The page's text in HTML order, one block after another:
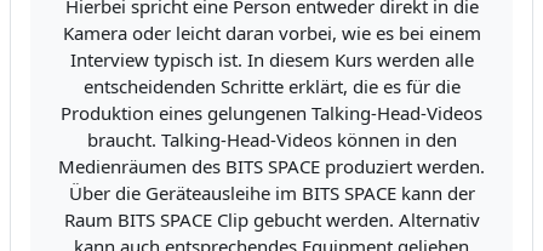
Hierbei spricht eine Person entweder direkt in die
Kamera oder leicht daran vorbei, wie es bei einem
Interview typisch ist. In diesem Kurs werden alle
entscheidenden Schritte erklärt, die es für die
Produktion eines gelungenen Talking-Head-Videos
braucht. Talking-Head-Videos können in den
Medienräumen des BITS SPACE produziert werden.
Über die Geräteausleihe im BITS SPACE kann der
Raum BITS SPACE Clip gebucht werden. Alternativ
kann auch entsprechendes Equipment geliehen